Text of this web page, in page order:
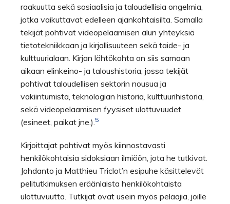
raakuutta sekä sosiaalisia ja taloudellisia ongelmia,
jotka vaikuttavat edelleen ajankohtaisilta. Samalla
tekijät pohtivat videopelaamisen alun yhteyksiä
tietotekniikkaan ja kirjallisuuteen sekä taide- ja
kulttuurialaan. Kirjan lähtökohta on siis samaan
aikaan elinkeino- ja taloushistoria, jossa tekijät
pohtivat taloudellisen sektorin nousua ja
vakiintumista, teknologian historia, kulttuurihistoria,
sekä videopelaamisen fyysiset ulottuvuudet
(esineet, paikat jne.).5
Kirjoittajat pohtivat myös kiinnostavasti
henkilökohtaisia sidoksiaan ilmiöön, jota he tutkivat.
Johdanto ja Matthieu Triclot’n esipuhe käsittelevät
pelitutkimuksen eräänlaista henkilökohtaista
ulottuvuutta. Tutkijat ovat usein myös pelaajia, joille